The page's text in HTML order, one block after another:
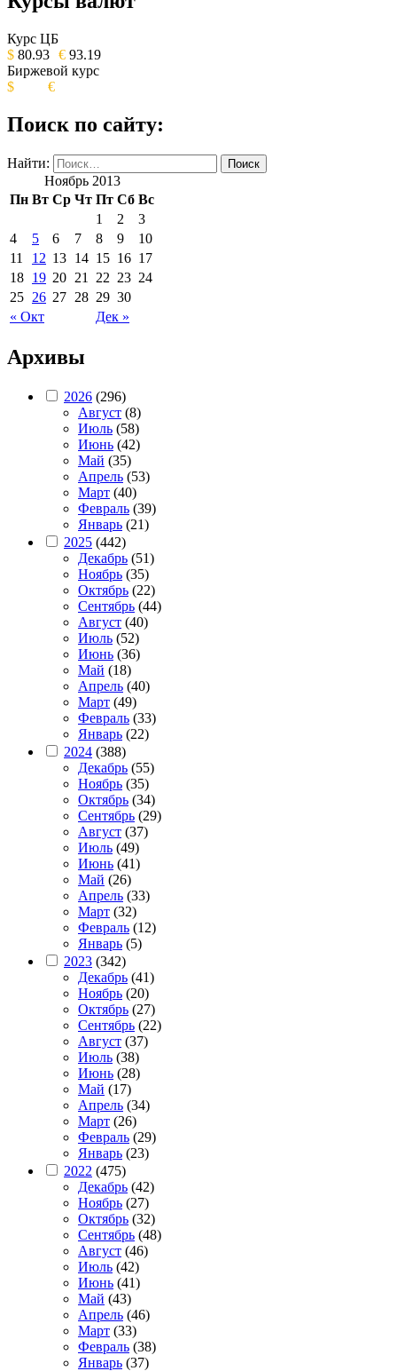
ОБЩЕСТВЕННО-ПОЛИТИЧЕСКОЕ
ИЗДАНИЕ КАМЧАТСКОГО КРАЯ.
Курс ЦБ
$ 80.93 € 93.19
Биржевой курс
$
€
Поиск по сайту:
Найти:
Ноябрь 2013
Пн Вт Ср Чт Пт Сб Вс
« Окт Дек »
1 2
3
4
5 6 7 8 9
10
11
12 13 14 15 16 17
18 19 20 21 22 23 24
25 26 27 28 29 30
Архивы
2026 (296)
Август (8)
Июль (58)
Июнь (42)
Май (35)
Апрель (53)
Март (40)
Февраль (39)
Январь (21)
2025 (442)
Декабрь (51)
Ноябрь (35)
Октябрь (22)
Сентябрь (44)
Август (40)
Июль (52)
Июнь (36)
Май (18)
Апрель (40)
Март (49)
Февраль (33)
Январь (22)
2024 (388)
Декабрь (55)
Ноябрь (35)
Октябрь (34)
Сентябрь (29)
Август (37)
Июль (49)
Июнь (41)
Май (26)
Апрель (33)
Март (32)
Февраль (12)
Январь (5)
2023 (342)
Декабрь (41)
Ноябрь (20)
Октябрь (27)
Сентябрь (22)
Август (37)
Июль (38)
Июнь (28)
Май (17)
Апрель (34)
Март (26)
Февраль (29)
Январь (23)
2022 (475)
Декабрь (42)
Ноябрь (27)
Октябрь (32)
Сентябрь (48)
Август (46)
Июль (42)
Июнь (41)
Май (43)
Апрель (46)
Март (33)
Февраль (38)
Январь (37)